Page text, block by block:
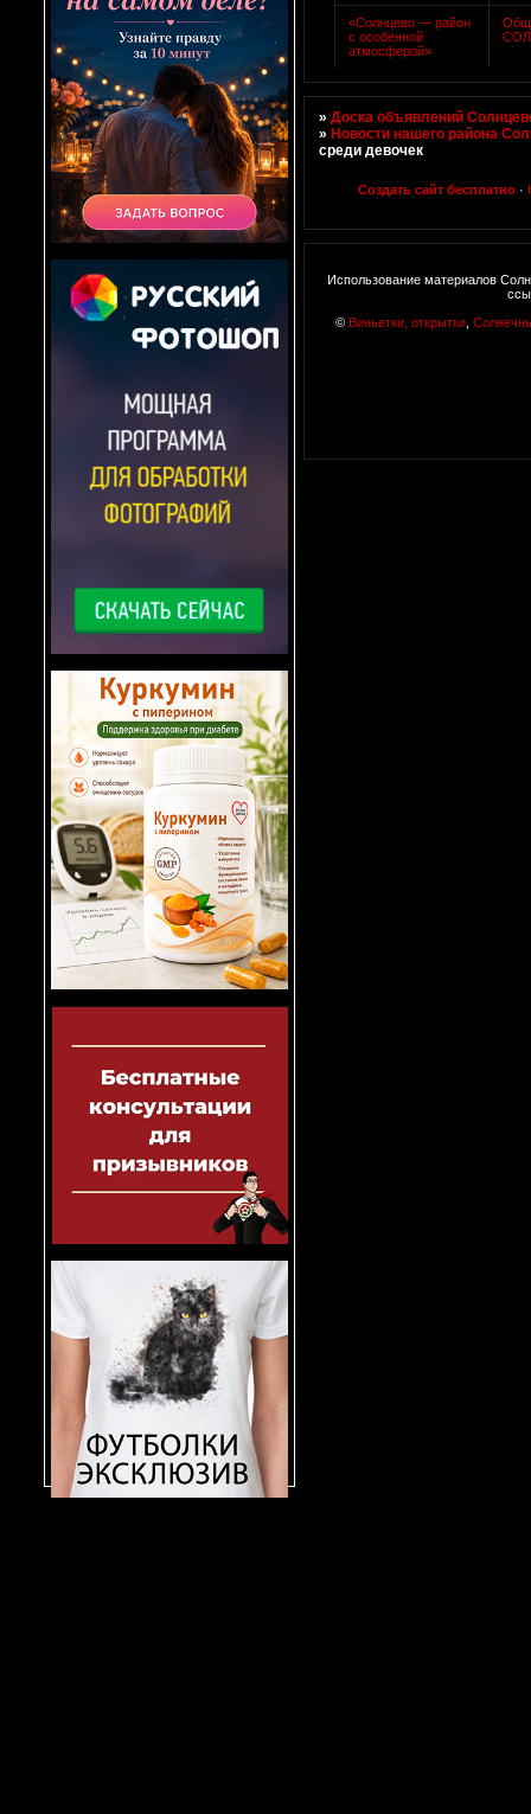
«Солнцево — район
с особенной
атмосферой»
»Доска объявлений
»Новости нашего района
среди девочек
Создать сайт бесплатно ·
Использование материалов
© Виньетки, открытки